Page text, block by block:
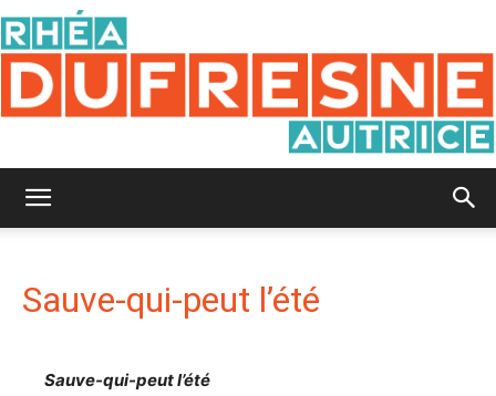
Dufresne
Sauve-qui-peut l’été
Sauve-qui-peut l’été